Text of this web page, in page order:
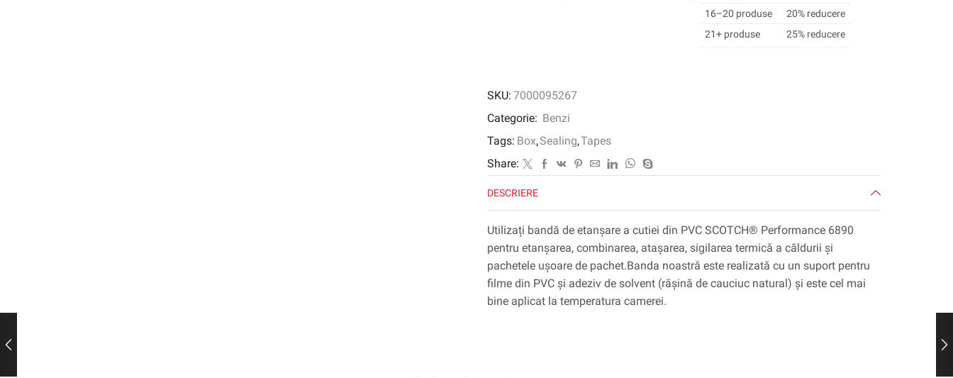
etanșare
6890,
25
mm
x
66
m
16–20 produse
20% reducere
21+ produse
25% reducere
SKU: 7000095267
Categorie: Benzi
Tags: Box,Sealing,Tapes
Share:
DESCRIERE
Utilizați bandă de etanșare a cutiei din PVC SCOTCH® Performance 6890
pentru etanșarea, combinarea, atașarea, sigilarea termică a căldurii și
pachetele ușoare de pachet.Banda noastră este realizată cu un suport pentru
filme din PVC și adeziv de solvent (rășină de cauciuc natural) și este cel mai
bine aplicat la temperatura camerei.